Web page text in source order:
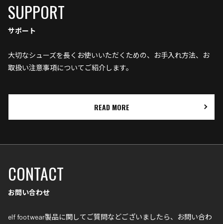
SUPPORT
サポート
大切なシューズを長くお使いいただくための、お手入れ方法、お
取扱い注意事項についてご紹介します。
READ MORE
CONTACT
お問い合わせ
elf footwear製品に関してご質問などございましたら、お問い合わ